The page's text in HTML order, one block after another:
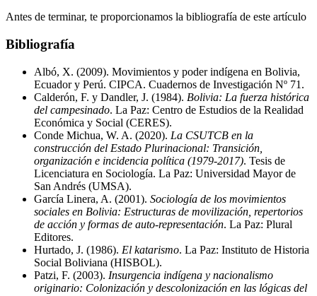
Antes de terminar, te proporcionamos la bibliografía de este artículo
Bibliografía
Albó, X. (2009). Movimientos y poder indígena en Bolivia,
Ecuador y Perú. CIPCA. Cuadernos de Investigación Nº 71.
Calderón, F. y Dandler, J. (1984). Bolivia: La fuerza histórica
del campesinado. La Paz: Centro de Estudios de la Realidad
Económica y Social (CERES).
Conde Michua, W. A. (2020). La CSUTCB en la
construcción del Estado Plurinacional: Transición,
organización e incidencia política (1979-2017). Tesis de
Licenciatura en Sociología. La Paz: Universidad Mayor de
San Andrés (UMSA).
García Linera, A. (2001). Sociología de los movimientos
sociales en Bolivia: Estructuras de movilización, repertorios
de acción y formas de auto-representación. La Paz: Plural
Editores.
Hurtado, J. (1986). El katarismo. La Paz: Instituto de Historia
Social Boliviana (HISBOL).
Patzi, F. (2003). Insurgencia indígena y nacionalismo
originario: Colonización y descolonización en las lógicas del